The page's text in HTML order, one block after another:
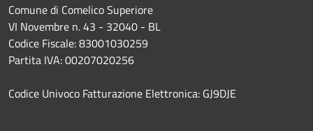
Comune di Comelico Superiore
VI Novembre n. 43 - 32040 - BL
Codice Fiscale: 83001030259
Partita IVA: 00207020256
Codice Univoco Fatturazione Elettronica: GJ9DJE